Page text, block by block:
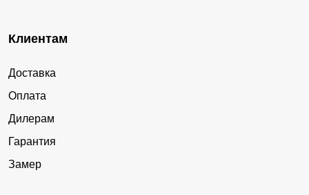
Клиентам
Доставка
Оплата
Дилерам
Гарантия
Замер